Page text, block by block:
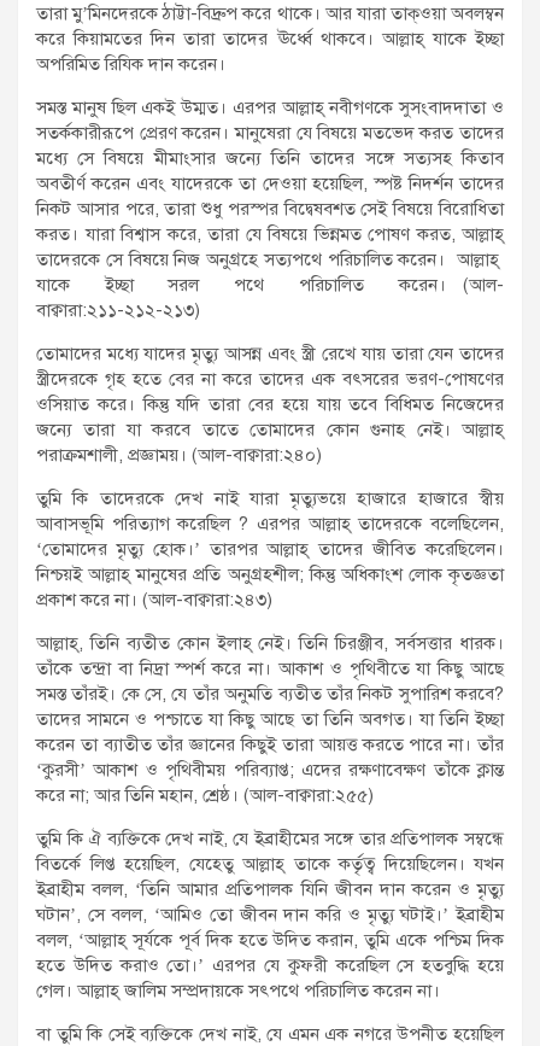
তারা মু’মিনদেরকে ঠাট্টা-বিদ্রুপ করে থাকে। আর যারা তাক্ওয়া অবলম্বন
করে কিয়ামতের দিন তারা তাদের ঊর্ধ্বে থাকবে। আল্লাহ্ যাকে ইচ্ছা
অপরিমিত রিযিক দান করেন।
সমস্ত মানুষ ছিল একই উম্মত। এরপর আল্লাহ্ নবীগণকে সুসংবাদদাতা ও
সতর্ককারীরূপে প্রেরণ করেন। মানুষেরা যে বিষয়ে মতভেদ করত তাদের
মধ্যে সে বিষয়ে মীমাংসার জন্যে তিনি তাদের সঙ্গে সত্যসহ কিতাব
অবতীর্ণ করেন এবং যাদেরকে তা দেওয়া হয়েছিল, স্পষ্ট নিদর্শন তাদের
নিকট আসার পরে, তারা শুধু পরস্পর বিদ্বেষবশত সেই বিষয়ে বিরোধিতা
করত। যারা বিশ্বাস করে, তারা যে বিষয়ে ভিন্নমত পোষণ করত, আল্লাহ্
তাদেরকে সে বিষয়ে নিজ অনুগ্রহে সত্যপথে পরিচালিত করেন। আল্লাহ্
যাকে ইচ্ছা সরল পথে পরিচালিত করেন। (আল-
বাক্বারা:২১১-২১২-২১৩)
তোমাদের মধ্যে যাদের মৃত্যু আসন্ন এবং স্ত্রী রেখে যায় তারা যেন তাদের
স্ত্রীদেরকে গৃহ হতে বের না করে তাদের এক বৎসরের ভরণ-পোষণের
ওসিয়াত করে। কিন্তু যদি তারা বের হয়ে যায় তবে বিধিমত নিজেদের
জন্যে তারা যা করবে তাতে তোমাদের কোন গুনাহ নেই। আল্লাহ্
পরাক্রমশালী, প্রজ্ঞাময়। (আল-বাক্বারা:২৪০)
তুমি কি তাদেরকে দেখ নাই যারা মৃত্যুভয়ে হাজারে হাজারে স্বীয়
আবাসভূমি পরিত্যাগ করেছিল ? এরপর আল্লাহ্ তাদেরকে বলেছিলেন,
‘তোমাদের মৃত্যু হোক।’ তারপর আল্লাহ্ তাদের জীবিত করেছিলেন।
নিশ্চয়ই আল্লাহ্ মানুষের প্রতি অনুগ্রহশীল; কিন্তু অধিকাংশ লোক কৃতজ্ঞতা
প্রকাশ করে না। (আল-বাক্বারা:২৪৩)
আল্লাহ্, তিনি ব্যতীত কোন ইলাহ্ নেই। তিনি চিরঞ্জীব, সর্বসত্তার ধারক।
তাঁকে তন্দ্রা বা নিদ্রা স্পর্শ করে না। আকাশ ও পৃথিবীতে যা কিছু আছে
সমস্ত তাঁরই। কে সে, যে তাঁর অনুমতি ব্যতীত তাঁর নিকট সুপারিশ করবে?
তাদের সামনে ও পশ্চাতে যা কিছু আছে তা তিনি অবগত। যা তিনি ইচ্ছা
করেন তা ব্যাতীত তাঁর জ্ঞানের কিছুই তারা আয়ত্ত করতে পারে না। তাঁর
‘কুরসী’ আকাশ ও পৃথিবীময় পরিব্যাপ্ত; এদের রক্ষণাবেক্ষণ তাঁকে ক্লান্ত
করে না; আর তিনি মহান, শ্রেষ্ঠ। (আল-বাক্বারা:২৫৫)
তুমি কি ঐ ব্যক্তিকে দেখ নাই, যে ইব্রাহীমের সঙ্গে তার প্রতিপালক সম্বন্ধে
বিতর্কে লিপ্ত হয়েছিল, যেহেতু আল্লাহ্ তাকে কর্তৃত্ব দিয়েছিলেন। যখন
ইব্রাহীম বলল, ‘তিনি আমার প্রতিপালক যিনি জীবন দান করেন ও মৃত্যু
ঘটান’, সে বলল, ‘আমিও তো জীবন দান করি ও মৃত্যু ঘটাই।’ ইব্রাহীম
বলল, ‘আল্লাহ্ সূর্যকে পূর্ব দিক হতে উদিত করান, তুমি একে পশ্চিম দিক
হতে উদিত করাও তো।’ এরপর যে কুফরী করেছিল সে হতবুদ্ধি হয়ে
গেল। আল্লাহ্ জালিম সম্প্রদায়কে সৎপথে পরিচালিত করেন না।
বা তুমি কি সেই ব্যক্তিকে দেখ নাই, যে এমন এক নগরে উপনীত হয়েছিল